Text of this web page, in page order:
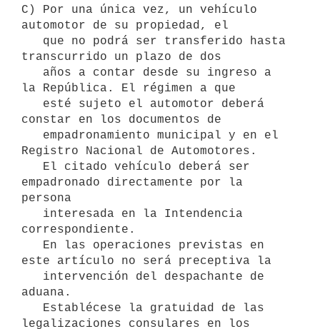
C) Por una única vez, un vehículo
automotor de su propiedad, el
transcurrido un plazo de dos
la República. El régimen a que
constar en los documentos de
Registro Nacional de Automotores.
empadronado directamente por la
persona
correspondiente.
este artículo no será preceptiva la
aduana.
legalizaciones consulares en los